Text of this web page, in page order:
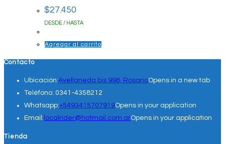
$27.450
DESDE / HASTA
Agregar al carrito
Contacto
Ubicación:Avellaneda bis 998, RosarioOpens in a new tab
Teléfono: 0341-4358212
Whatsapp:+5493415707919Opens in your application
Email: localrider@hotmail.com.arOpens in your application
Tienda